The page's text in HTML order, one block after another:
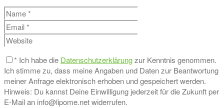
* Ich habe die Datenschutzerklärungzur Kenntnis genommen.
Ich stimme zu, dass meine Angaben und Daten zur Beantwortung
meiner Anfrage elektronisch erhoben und gespeichert werden.
Hinweis: Du kannst Deine Einwilligung jederzeit für die Zukunft per
E-Mail an info@lipome.net widerrufen.